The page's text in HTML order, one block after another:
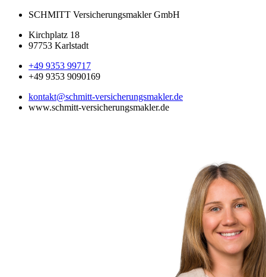
SCHMITT Versicherungsmakler GmbH
Kirchplatz 18
97753 Karlstadt
+49 9353 99717
+49 9353 9090169
kontakt@schmitt-versicherungsmakler.de
www.schmitt-versicherungsmakler.de